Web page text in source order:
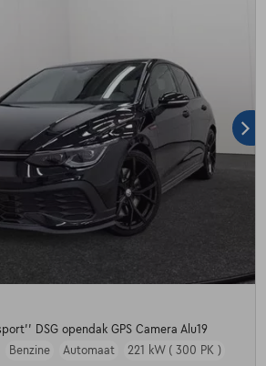
DSG opendak GPS Camera Alu19
Benzine Automaat 221 kW ( 300 PK )